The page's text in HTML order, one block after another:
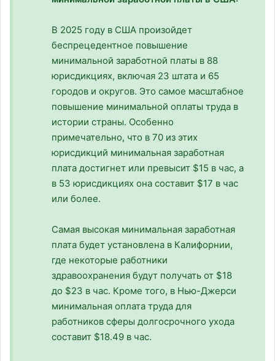
В 2025 году в США произойдет
беспрецедентное повышение
минимальной заработной платы в 88
юрисдикциях, включая 23 штата и 65
городов и округов. Это самое масштабное
повышение минимальной оплаты труда в
истории страны. Особенно
примечательно, что в 70 из этих
юрисдикций минимальная заработная
плата достигнет или превысит $15 в час, а
в 53 юрисдикциях она составит $17 в час
или более.
Самая высокая минимальная заработная
плата будет установлена в Калифорнии,
где некоторые работники
здравоохранения будут получать от $18
до $23 в час. Кроме того, в Нью-Джерси
минимальная оплата труда для
работников сферы долгосрочного ухода
составит $18.49 в час.